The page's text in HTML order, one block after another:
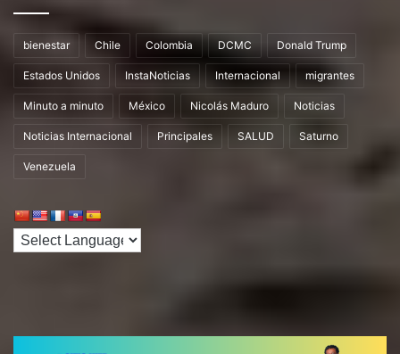
bienestar Chile Colombia DCMC Donald Trump
Estados Unidos InstaNoticias Internacional migrantes
Minuto a minuto México Nicolás Maduro Noticias
Noticias Internacional Principales SALUD Saturno
Venezuela